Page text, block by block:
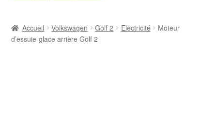
BMW
Accueil Volkswagen Golf 2 Electricité
Moteur
d’essuie-glace arrière Golf 2